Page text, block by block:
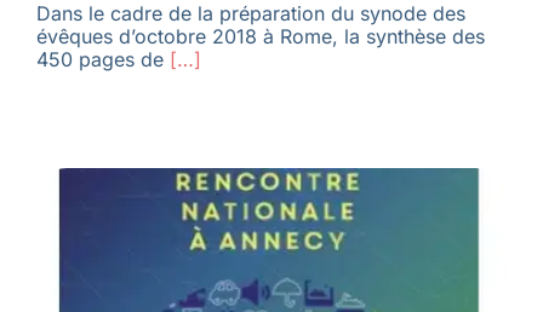
Dans le cadre de la préparation du synode des
évêques d’octobre 2018 à Rome, la synthèse des
450 pages de[…]